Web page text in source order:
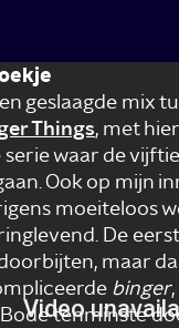
geslaagde mix
Things, met
serie waar de
Ook op mijn
moeiteloos
De
maar
binger
tenminste